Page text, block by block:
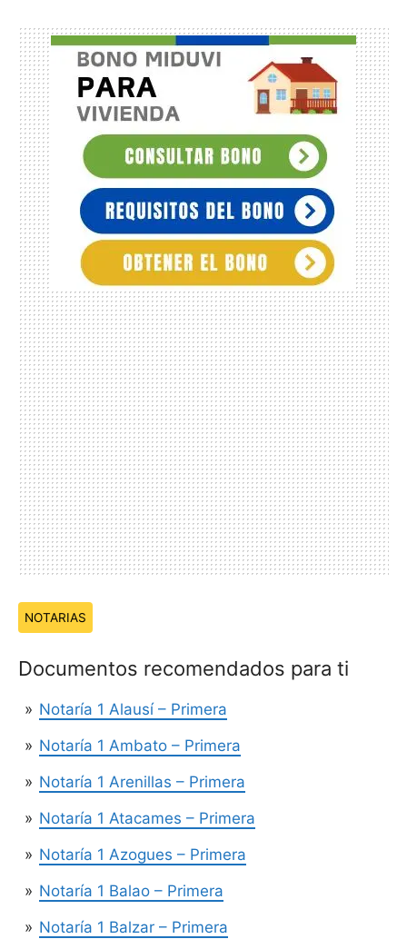
Temas:
NOTARIAS
Documentos recomendados para ti
Notaría 1 Alausí – Primera
Notaría 1 Ambato – Primera
Notaría 1 Arenillas – Primera
Notaría 1 Atacames – Primera
Notaría 1 Azogues – Primera
Notaría 1 Balao – Primera
Notaría 1 Balzar – Primera